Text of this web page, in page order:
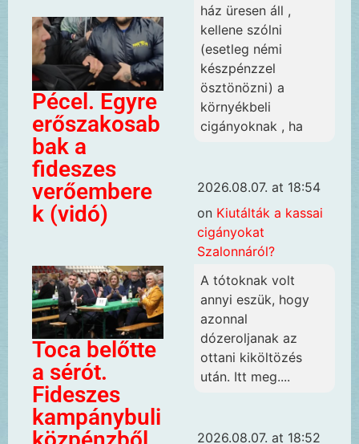
Pécel. Egyre
erőszakosab
bak a
fideszes
verőembere
k (vidó)
Toca belőtte
a sérót.
Fideszes
kampánybuli
ház üresen áll ,
kellene szólni
(esetleg némi
készpénzzel
ösztönözni) a
környékbeli
cigányoknak , ha
2026.08.07. at 18:54
on Kiutálták a kassai
cigányokat
Szalonnáról?
A tótoknak volt
annyi eszük, hogy
azonnal
dózeroljanak az
ottani kiköltözés
után. Itt meg....
2026.08.07. at 18:52